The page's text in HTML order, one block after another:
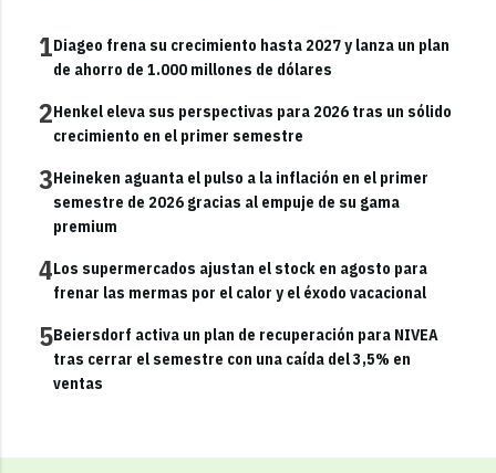
1Diageo frena su crecimiento hasta 2027 y lanza un plan
de ahorro de 1.000 millones de dólares
2Henkel eleva sus perspectivas para 2026 tras un sólido
crecimiento en el primer semestre
3Heineken aguanta el pulso a la inflación en el primer
semestre de 2026 gracias al empuje de su gama
premium
4Los supermercados ajustan el stock en agosto para
frenar las mermas por el calor y el éxodo vacacional
5Beiersdorf activa un plan de recuperación para NIVEA
tras cerrar el semestre con una caída del 3,5% en
ventas